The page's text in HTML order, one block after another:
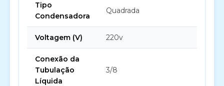
Tipo
Condensadora
Quadrada
Voltagem (V) 220v
Conexão da
Tubulação
Líquida
3/8